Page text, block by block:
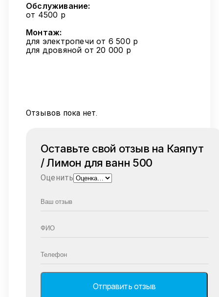
Обслуживание:
от 4500 р
Монтаж:
для электропечи от 6 500 р
для дровяной от 20 000 р
Отзывов пока нет.
Оставьте свой отзыв на Каяпут
/ Лимон для ванн 500
Оценить